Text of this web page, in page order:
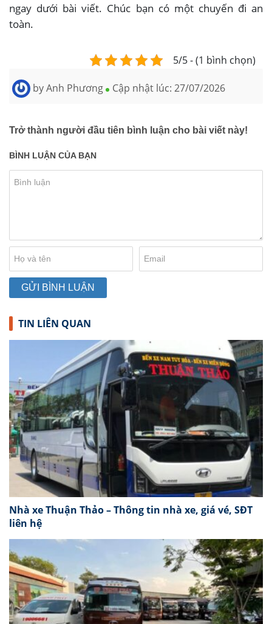
ngay dưới bài viết. Chúc bạn có một chuyến đi an
toàn.
5/5 - (1 bình chọn)
byAnh Phương Cập nhật lúc: 27/07/2026
Trở thành người đầu tiên bình luận cho bài viết này!
BÌNH LUẬN CỦA BẠN
TIN LIÊN QUAN
Nhà xe Thuận Thảo – Thông tin nhà xe, giá vé, SĐT
liên hệ